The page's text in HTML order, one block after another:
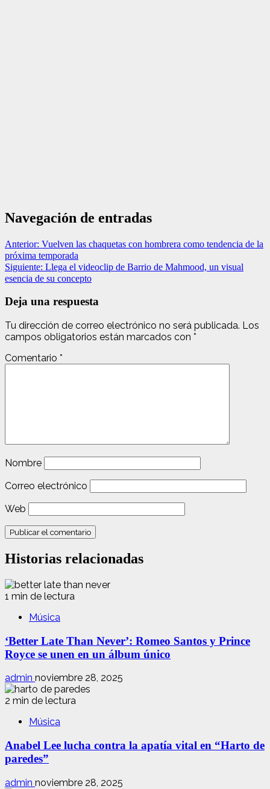
Navegación de entradas
Anterior: Vuelven las chaquetas con hombrera como tendencia de la
próxima temporada
Siguiente: Llega el videoclip de Barrio de Mahmood, un visual
esencia de su concepto
Deja una respuesta
Tu dirección de correo electrónico no será publicada. Los
campos obligatorios están marcados con *
Comentario *
Nombre
Correo electrónico
Web
Historias relacionadas
1 min de lectura
Música
‘Better Late Than Never’: Romeo Santos y Prince
Royce se unen en un álbum único
admin noviembre 28, 2025
2 min de lectura
Música
Anabel Lee lucha contra la apatía vital en “Harto de
paredes”
admin noviembre 28, 2025